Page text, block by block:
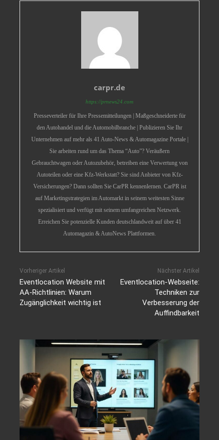
carpr.de
https://prnews24.com
Presseverteiler für Ihre Pressemitteilungen | Maßgeschneiderte für
den Autohandel und die Automobilbranche | Publizieren Sie Ihr
Unternehmen auf mehr als 41 Auto-News & Automagazine Portale |
Sie arbeiten rund um das Thema “Auto”? Veräußern
Gebrauchtwagen oder Autozubehör, betreiben eine Verwertung von
Autoteilen oder eine Kfz-Werkstatt? Sie sind Anbieter von Kfz-
Versicherungen? Dann sollten Sie CarPR kennenlernen. CarPR ist
auf Marketingstrategien im Automarkt in seinem weitesten Sinne
spezialisiert und verfügt mit seinem umfangreichen Netzwerk.
Erreichen Sie potenzielle Kunden deutschlandweit auf über 41
Automagazin & AutoNews Plattformen.
Vorheriger Artikel
Eventlocation Website mit
AA-Richtlinien: Warum
Zugänglichkeit wichtig ist
Nächster Artikel
Eventlocation-Webseite:
Techniken zur
Verbesserung der
Auffindbarkeit